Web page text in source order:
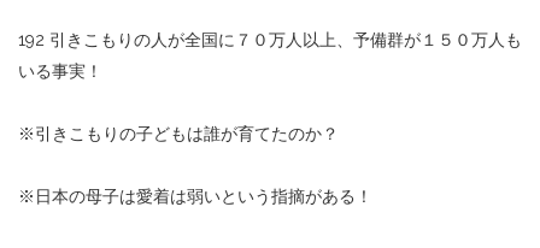
192 引きこもりの人が全国に７０万人以上、予備群が１５０万人も
いる事実！
※引きこもりの子どもは誰が育てたのか？
※日本の母子は愛着は弱いという指摘がある！